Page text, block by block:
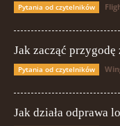
Pytania od czytelników
Jak zacząć
Pytania od czytelników
Jak działa odprawa